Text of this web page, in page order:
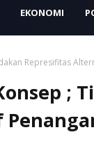
EKONOMI
Represifitas
;